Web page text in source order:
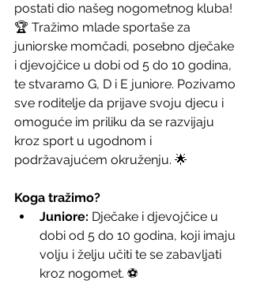
postati dio našeg nogometnog kluba!
🏆 Tražimo mlade sportaše za
juniorske momčadi, posebno dječake
i djevojčice u dobi od 5 do 10 godina,
te stvaramo G, D i E juniore. Pozivamo
sve roditelje da prijave svoju djecu i
omoguće im priliku da se razvijaju
kroz sport u ugodnom i
podržavajućem okruženju. 🌟
Koga tražimo?
Juniore: Dječake i djevojčice u
dobi od 5 do 10 godina, koji imaju
volju i želju učiti te se zabavljati
kroz nogomet. ⚽️